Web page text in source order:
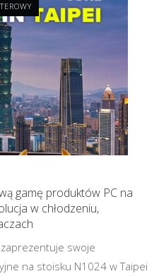
gamę produktów PC na
w chłodzeniu,
swoje
na stoisku N1024 w Taipei